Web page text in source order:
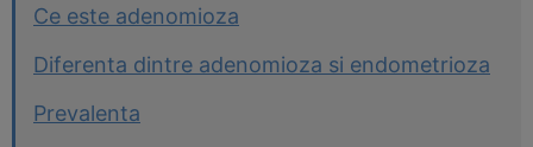
Ce este adenomioza
Diferenta dintre adenomioza si endometrioza
Prevalenta